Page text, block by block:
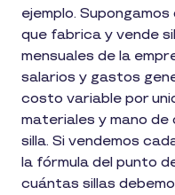
ejemplo.
que fabrica y vende
mensuales de la
salarios y gastos
costo variable por
materiales y mano
silla. Si vendemos
la fórmula del punto
cuántas sillas